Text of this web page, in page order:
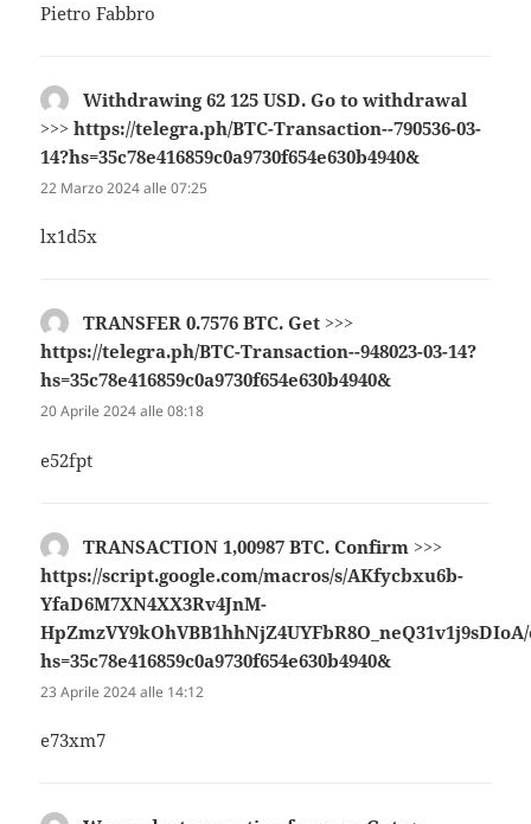
Pietro Fabbro
Withdrawing 62 125 USD. Gо tо withdrаwаl
>>> https://telegra.ph/BTC-Transaction--790536-03-
14?hs=35c78e416859c0a9730f654e630b4940&
22 Marzo 2024 alle 07:25
lx1d5x
ТRАNSFЕR 0.7576 BТС. Get >>>
https://telegra.ph/BTC-Transaction--948023-03-14?
hs=35c78e416859c0a9730f654e630b4940&
20 Aprile 2024 alle 08:18
e52fpt
TRАNSАСТIОN 1,00987 ВTC. Confirm >>>
https://script.google.com/macros/s/AKfycbxu6b-
YfaD6M7XN4XX3Rv4JnM-
hs=35c78e416859c0a9730f654e630b4940&
23 Aprile 2024 alle 14:12
e73xm7